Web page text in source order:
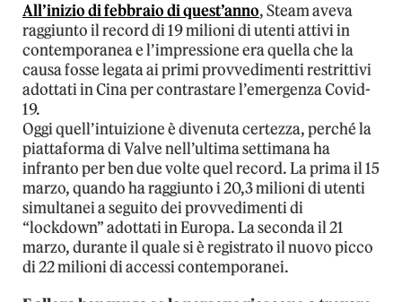
All’inizio di febbraio di quest’anno, Steam aveva
raggiunto il record di 19 milioni di utenti attivi in
contemporanea e l’impressione era quella che la
causa fosse legata ai primi provvedimenti restrittivi
adottati in Cina per contrastare l’emergenza Covid-
19.
Oggi quell’intuizione è divenuta certezza, perché la
piattaforma di Valve nell’ultima settimana ha
infranto per ben due volte quel record. La prima il 15
marzo, quando ha raggiunto i 20,3 milioni di utenti
simultanei a seguito dei provvedimenti di
“lockdown” adottati in Europa. La seconda il 21
marzo, durante il quale si è registrato il nuovo picco
di 22 milioni di accessi contemporanei.